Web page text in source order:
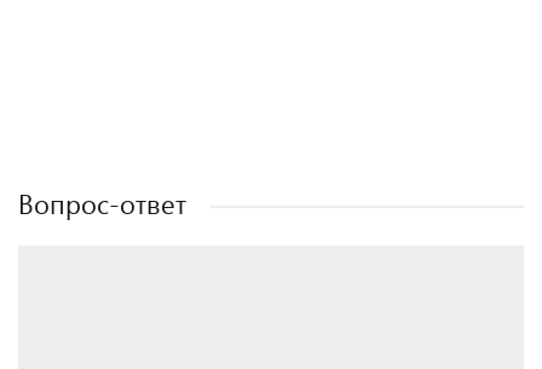
Вопрос-ответ